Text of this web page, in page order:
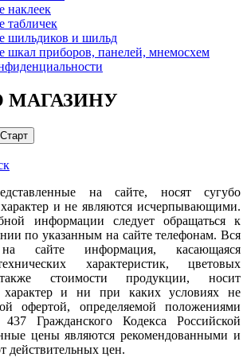
наклеек
табличек
шильдиков и шильд
шкал приборов, панелей, мнемосхем
МАГАЗИНУ
на сайте, носят сугубо
и не являются исчерпывающими.
информации следует обращаться к
по указанным на сайте телефонам. Вся
на сайте информация, касающаяся
характеристик, цветовых
стоимости продукции, носит
и ни при каких условиях не
офертой, определяемой положениями
Гражданского Кодекса Российской
цены являются рекомендованными и
действительных цен.